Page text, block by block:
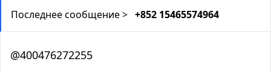
Последнее сообщение > +852 15465574964
@400476272255